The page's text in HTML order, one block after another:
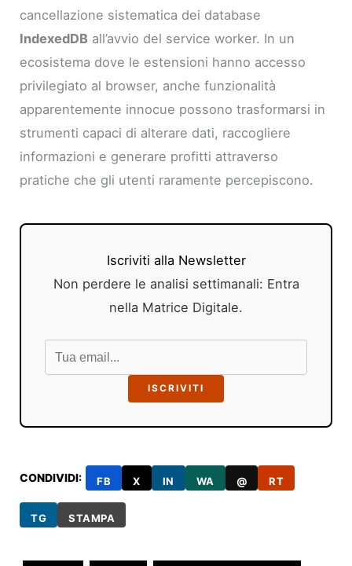
cancellazione sistematica dei database
IndexedDB all’avvio del service worker. In un
ecosistema dove le estensioni hanno accesso
privilegiato al browser, anche funzionalità
apparentemente innocue possono trasformarsi in
strumenti capaci di alterare dati, raccogliere
informazioni e generare profitti attraverso
pratiche che gli utenti raramente percepiscono.
Iscriviti alla Newsletter
Non perdere le analisi settimanali: Entra
nella Matrice Digitale.
ISCRIVITI
CONDIVIDI: FB X IN WA @ RT
TG STAMPA